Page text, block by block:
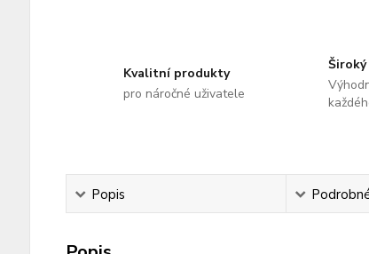
Kvalitní produkty
pro náročné uživatele
Popis